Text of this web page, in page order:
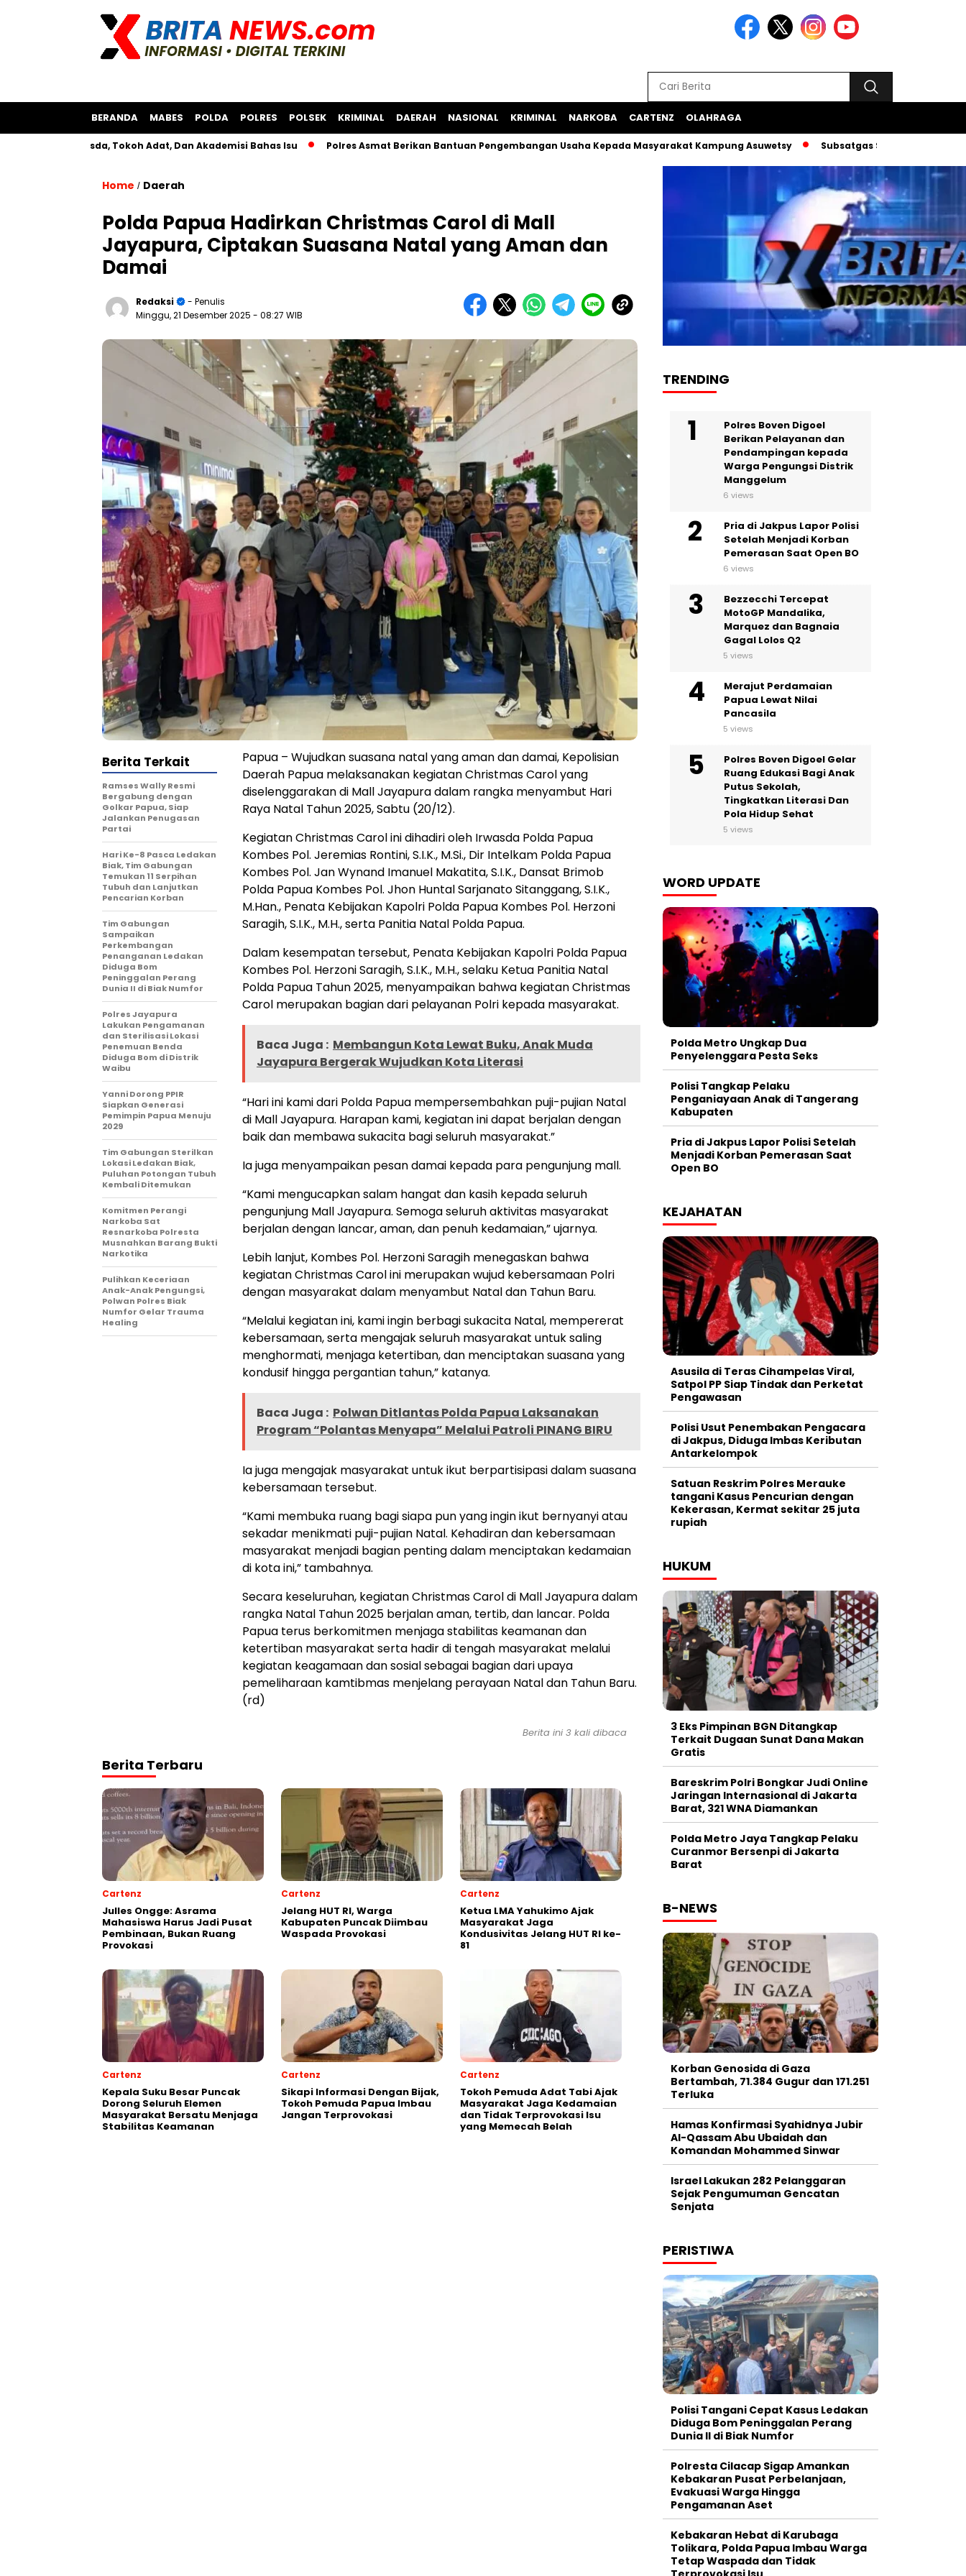
BERANDA MABES POLDA POLRES POLSEK KRIMINAL DAERAH NASIONAL KRIMINAL NARKOBA CARTENZ OLAHRAGA
Bksda, Tokoh Adat, Dan Akademisi Bahas Isu Polres Asmat Berikan Bantuan Pengembangan Usaha Kepada Masyarakat Kampung Asuwetsy Subsatgas Si-Ipar Terus Konsisten
Home / Daerah
Polda Papua Hadirkan Christmas Carol di Mall
Jayapura, Ciptakan Suasana Natal yang Aman dan
Damai
Redaksi
- Penulis
Minggu, 21 Desember 2025 - 08:27 WIB
Papua – Wujudkan suasana natal yang aman dan damai, Kepolisian
Daerah Papua melaksanakan kegiatan Christmas Carol yang
diselenggarakan di Mall Jayapura dalam rangka menyambut Hari
Raya Natal Tahun 2025, Sabtu (20/12).
Kegiatan Christmas Carol ini dihadiri oleh Irwasda Polda Papua
Kombes Pol. Jeremias Rontini, S.I.K., M.Si., Dir Intelkam Polda Papua
Kombes Pol. Jan Wynand Imanuel Makatita, S.I.K., Dansat Brimob
Polda Papua Kombes Pol. Jhon Huntal Sarjanato Sitanggang, S.I.K.,
M.Han., Penata Kebijakan Kapolri Polda Papua Kombes Pol. Herzoni
Saragih, S.I.K., M.H., serta Panitia Natal Polda Papua.
Dalam kesempatan tersebut, Penata Kebijakan Kapolri Polda Papua
Kombes Pol. Herzoni Saragih, S.I.K., M.H., selaku Ketua Panitia Natal
Polda Papua Tahun 2025, menyampaikan bahwa kegiatan Christmas
Carol merupakan bagian dari pelayanan Polri kepada masyarakat.
Baca Juga : Membangun Kota Lewat Buku, Anak Muda
Jayapura Bergerak Wujudkan Kota Literasi
“Hari ini kami dari Polda Papua mempersembahkan puji-pujian Natal
di Mall Jayapura. Harapan kami, kegiatan ini dapat berjalan dengan
baik dan membawa sukacita bagi seluruh masyarakat.”
Ia juga menyampaikan pesan damai kepada para pengunjung mall.
“Kami mengucapkan salam hangat dan kasih kepada seluruh
pengunjung Mall Jayapura. Semoga seluruh aktivitas masyarakat
berjalan dengan lancar, aman, dan penuh kedamaian,” ujarnya.
Lebih lanjut, Kombes Pol. Herzoni Saragih menegaskan bahwa
kegiatan Christmas Carol ini merupakan wujud kebersamaan Polri
dengan masyarakat dalam menyambut Natal dan Tahun Baru.
“Melalui kegiatan ini, kami ingin berbagi sukacita Natal, mempererat
kebersamaan, serta mengajak seluruh masyarakat untuk saling
menghormati, menjaga ketertiban, dan menciptakan suasana yang
kondusif hingga pergantian tahun,” katanya.
Baca Juga : Polwan Ditlantas Polda Papua Laksanakan
Program “Polantas Menyapa” Melalui Patroli PINANG BIRU
Ia juga mengajak masyarakat untuk ikut berpartisipasi dalam suasana
kebersamaan tersebut.
“Kami membuka ruang bagi siapa pun yang ingin ikut bernyanyi atau
sekadar menikmati puji-pujian Natal. Kehadiran dan kebersamaan
masyarakat menjadi bagian penting dalam menciptakan kedamaian
di kota ini,” tambahnya.
Secara keseluruhan, kegiatan Christmas Carol di Mall Jayapura dalam
rangka Natal Tahun 2025 berjalan aman, tertib, dan lancar. Polda
Papua terus berkomitmen menjaga stabilitas keamanan dan
ketertiban masyarakat serta hadir di tengah masyarakat melalui
kegiatan keagamaan dan sosial sebagai bagian dari upaya
pemeliharaan kamtibmas menjelang perayaan Natal dan Tahun Baru.
(rd)
Berita Terkait
Ramses Wally Resmi
Bergabung dengan
Golkar Papua, Siap
Jalankan Penugasan
Partai
Hari Ke-8 Pasca Ledakan
Biak, Tim Gabungan
Temukan 11 Serpihan
Tubuh dan Lanjutkan
Pencarian Korban
Tim Gabungan
Sampaikan
Perkembangan
Penanganan Ledakan
Diduga Bom
Peninggalan Perang
Dunia II di Biak Numfor
Polres Jayapura
Lakukan Pengamanan
dan Sterilisasi Lokasi
Penemuan Benda
Diduga Bom di Distrik
Waibu
Yanni Dorong PPIR
Siapkan Generasi
Pemimpin Papua Menuju
2029
Tim Gabungan Sterilkan
Lokasi Ledakan Biak,
Puluhan Potongan Tubuh
Kembali Ditemukan
Komitmen Perangi
Narkoba Sat
Resnarkoba Polresta
Musnahkan Barang Bukti
Narkotika
Pulihkan Keceriaan
Anak-Anak Pengungsi,
Polwan Polres Biak
Numfor Gelar Trauma
Healing
Berita ini 3 kali dibaca
Berita Terbaru
Cartenz
Julles Ongge: Asrama
Mahasiswa Harus Jadi Pusat
Pembinaan, Bukan Ruang
Provokasi
Cartenz
Jelang HUT RI, Warga
Kabupaten Puncak Diimbau
Waspada Provokasi
Cartenz
Ketua LMA Yahukimo Ajak
Masyarakat Jaga
Kondusivitas Jelang HUT RI ke-
81
Cartenz
Kepala Suku Besar Puncak
Dorong Seluruh Elemen
Masyarakat Bersatu Menjaga
Stabilitas Keamanan
Cartenz
Sikapi Informasi Dengan Bijak,
Tokoh Pemuda Papua Imbau
Jangan Terprovokasi
Cartenz
Tokoh Pemuda Adat Tabi Ajak
Masyarakat Jaga Kedamaian
dan Tidak Terprovokasi Isu
yang Memecah Belah
TRENDING
Polres Boven Digoel
Berikan Pelayanan dan
Pendampingan kepada
Warga Pengungsi Distrik
Manggelum
6 views
Pria di Jakpus Lapor Polisi
Setelah Menjadi Korban
Pemerasan Saat Open BO
6 views
Bezzecchi Tercepat
MotoGP Mandalika,
Marquez dan Bagnaia
Gagal Lolos Q2
5 views
Merajut Perdamaian
Papua Lewat Nilai
Pancasila
5 views
Polres Boven Digoel Gelar
Ruang Edukasi Bagi Anak
Putus Sekolah,
Tingkatkan Literasi Dan
Pola Hidup Sehat
5 views
WORD UPDATE
Polda Metro Ungkap Dua
Penyelenggara Pesta Seks
Polisi Tangkap Pelaku
Penganiayaan Anak di Tangerang
Kabupaten
Pria di Jakpus Lapor Polisi Setelah
Menjadi Korban Pemerasan Saat
Open BO
KEJAHATAN
Asusila di Teras Cihampelas Viral,
Satpol PP Siap Tindak dan Perketat
Pengawasan
Polisi Usut Penembakan Pengacara
di Jakpus, Diduga Imbas Keributan
Antarkelompok
Satuan Reskrim Polres Merauke
tangani Kasus Pencurian dengan
Kekerasan, Kermat sekitar 25 juta
rupiah
HUKUM
3 Eks Pimpinan BGN Ditangkap
Terkait Dugaan Sunat Dana Makan
Gratis
Bareskrim Polri Bongkar Judi Online
Jaringan Internasional di Jakarta
Barat, 321 WNA Diamankan
Polda Metro Jaya Tangkap Pelaku
Curanmor Bersenpi di Jakarta
Barat
B-NEWS
Korban Genosida di Gaza
Bertambah, 71.384 Gugur dan 171.251
Terluka
Hamas Konfirmasi Syahidnya Jubir
Al-Qassam Abu Ubaidah dan
Komandan Mohammed Sinwar
Israel Lakukan 282 Pelanggaran
Sejak Pengumuman Gencatan
Senjata
PERISTIWA
Polisi Tangani Cepat Kasus Ledakan
Diduga Bom Peninggalan Perang
Dunia II di Biak Numfor
Polresta Cilacap Sigap Amankan
Kebakaran Pusat Perbelanjaan,
Evakuasi Warga Hingga
Pengamanan Aset
Kebakaran Hebat di Karubaga
Tolikara, Polda Papua Imbau Warga
Tetap Waspada dan Tidak